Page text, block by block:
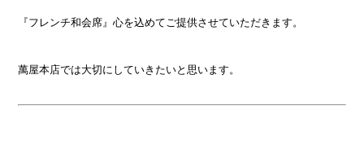
『フレンチ和会席』心を込めてご提供させていただきます。
萬屋本店では大切にしていきたいと思います。